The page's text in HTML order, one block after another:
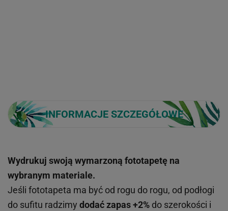
INFORMACJE SZCZEGÓŁOWE
Wydrukuj swoją wymarzoną fototapetę na
wybranym materiale.
Jeśli fototapeta ma być od rogu do rogu, od podłogi
do sufitu radzimy dodać zapas +2% do szerokości i